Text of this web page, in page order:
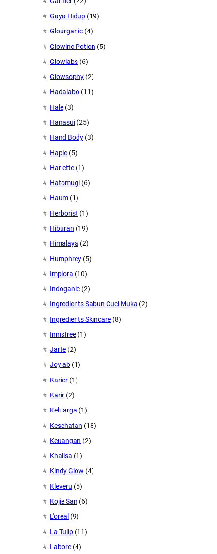
Gaya Hidup (19)
Glourganic (4)
Glowinc Potion (5)
Glowlabs (6)
Glowsophy (2)
Hadalabo (11)
Hale (3)
Hanasui (25)
Hand Body (3)
Haple (5)
Harlette (1)
Hatomugi (6)
Haum (1)
Herborist (1)
Hiburan (19)
Himalaya (2)
Humphrey (5)
Implora (10)
Indoganic (2)
Ingredients Sabun Cuci Muka (2)
Ingredients Skincare (8)
Innisfree (1)
Jarte (2)
Joylab (1)
Karier (1)
Karir (2)
Keluarga (1)
Kesehatan (18)
Keuangan (2)
Khalisa (1)
Kindy Glow (4)
Kleveru (5)
Kojie San (6)
L'oreal (9)
La Tulip (11)
Labore (4)